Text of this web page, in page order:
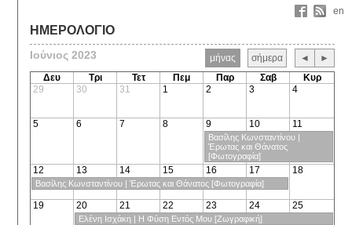
en
ΗΜΕΡΟΛΟΓΙΟ
Ιούνιος 2023 μήνας σήμερα ◄
►
Δευ
Τρι Τετ Πεμ Παρ Σαβ
Κυρ
29
30 31 1 2 3 4
5 6 7 8 9 10 11
12 13 14 15 16 17 18
19 20 21 22 23 24 25
Βασίλης Κωνσταντίνου |
Έρωτας και Θάνατος
[Φωτογραφία]
Βασίλης Κωνσταντίνου | Έρωτας και Θάνατος [Φωτογραφία]
Ελένη Ισχάκη | Η Φύση Εντός Μου [Ζωγραφική]